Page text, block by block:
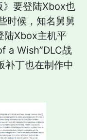
》要登陆Xbox也
时候，知名舅舅
陆Xbox主机平
a Wish”DLC战
补丁也在制作中